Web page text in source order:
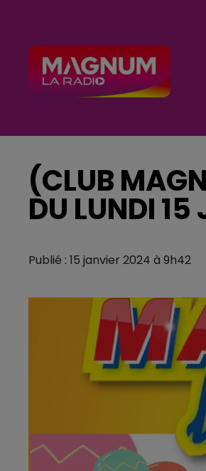
(CLUB
DU LUNDI 15
Publié : 15 janvier 2024 à 9h42